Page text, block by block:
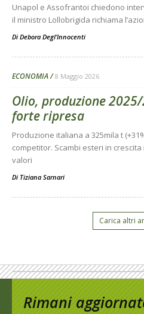
Unapol e Assofrantoi chiedono
il ministro Lollobrigida richiama
Di Debora Degl’Innocenti
ECONOMIA 8 Maggio 2026
Olio, produzione
forte ripresa
Produzione italiana a 325mila t
competitor. Scambi esteri in
valori
Di Tiziana Sarnari
Carica altri
Rimani